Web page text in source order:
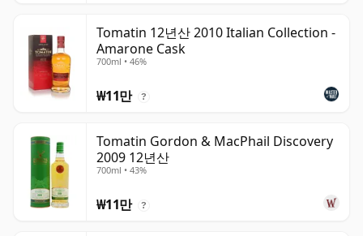
Tomatin 12년산 2010 Italian Collection -
Amarone Cask
700ml • 46%
₩11만 ?
Tomatin Gordon & MacPhail Discovery
2009 12년산
700ml • 43%
₩11만 ?